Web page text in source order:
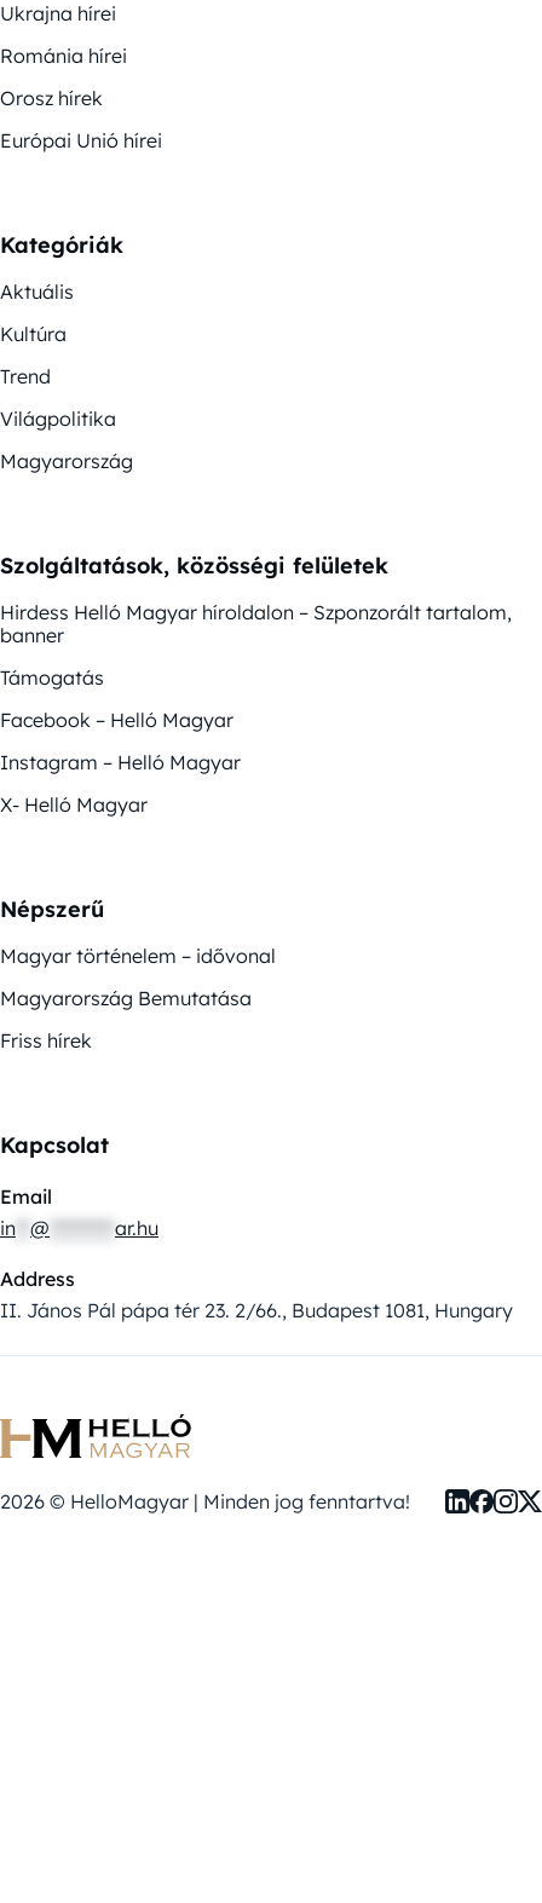
Ukrajna hírei
Románia hírei
Orosz hírek
Európai Unió hírei
Kategóriák
Aktuális
Kultúra
Trend
Világpolitika
Magyarország
Szolgáltatások, közösségi felületek
Hirdess Helló Magyar híroldalon – Szponzorált tartalom,
banner
Támogatás
Facebook – Helló Magyar
Instagram – Helló Magyar
X- Helló Magyar
Népszerű
Magyar történelem – idővonal
Magyarország Bemutatása
Friss hírek
Kapcsolat
Email
in @ ar.hu
Address
II. János Pál pápa tér 23. 2/66., Budapest 1081, Hungary
2026 © HelloMagyar | Minden jog fenntartva!